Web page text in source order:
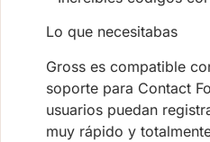
Lo que necesitabas
Gross es compatible
soporte para Contact
usuarios puedan
muy rápido y